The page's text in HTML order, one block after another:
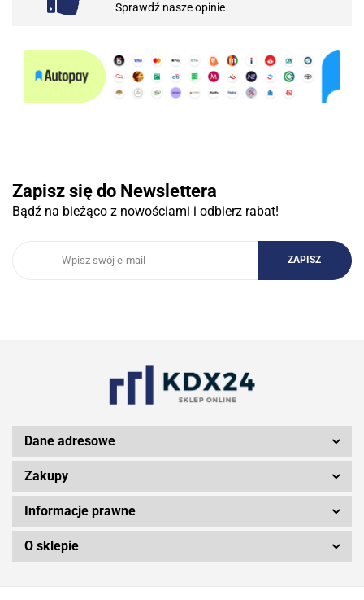
3Doodler
Sprawdź nasze opinie
Zapisz się do Newslettera
Bądź na bieżąco z nowościami i odbierz rabat!
Dane adresowe
Zakupy
Informacje prawne
O sklepie